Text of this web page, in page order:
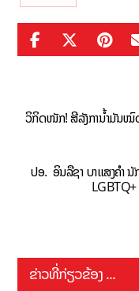
ວິກິດໜັກ! ສີລັງການ້ຳມັນໝົດ
ປອ. ອິນລືຊາ ບາແສງຄໍາ
ຂ່າວທີ່ກ່ຽວຂ້ອງ ...